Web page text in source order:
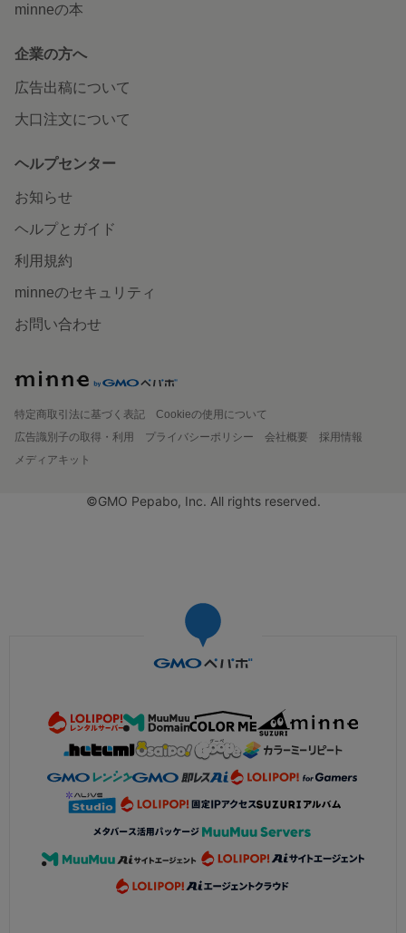
minneの本
企業の方へ
広告出稿について
大口注文について
ヘルプセンター
お知らせ
ヘルプとガイド
利用規約
minneのセキュリティ
お問い合わせ
特定商取引法に基づく表記
Cookieの使用について
広告識別子の取得・利用
プライバシーポリシー 会社概要
採用情報
メディアキット
©GMO Pepabo, Inc. All rights reserved.